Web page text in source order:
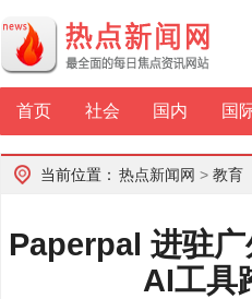
首页 社会 国内 国
当前位置： 热点新闻网 > 教育
Paperpal 进驻
AI工具